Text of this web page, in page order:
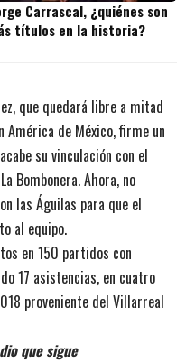
Carrascal, ¿quiénes son
títulos en la historia?
que quedará libre a mitad
de México, firme un
su vinculación con el
Bombonera. Ahora, no
las Águilas para que el
al equipo.
en 150 partidos con
17 asistencias, en cuatro
proveniente del Villarreal
que sigue